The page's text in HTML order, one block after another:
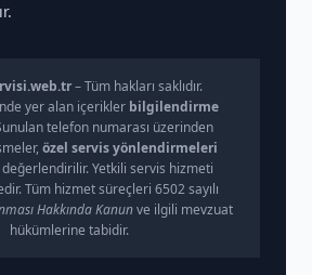
– Tüm hakları saklıdır.
yer alan içerikler bilgilendirme
telefon numarası üzerinden
özel servis yönlendirmeleri
değerlendirilir. Yetkili servis hizmeti
Tüm hizmet süreçleri 6502 sayılı
Hakkında Kanunve ilgili mevzuat
hükümlerine tabidir.